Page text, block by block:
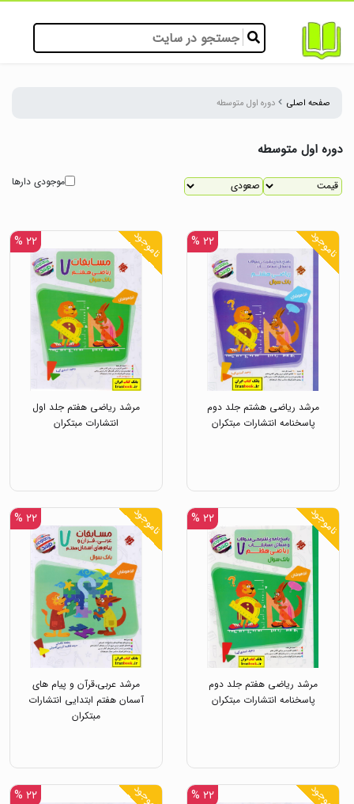
صفحه اصلی دوره اول متوسطه
دوره اول متوسطه
موجودی دارها
ناموجود ۲۲ %
مرشد ریاضی هشتم جلد دوم
پاسخنامه انتشارات مبتکران
ناموجود ۲۲ %
مرشد ریاضی هفتم جلد اول
انتشارات مبتکران
ناموجود ۲۲ %
مرشد ریاضی هفتم جلد دوم
پاسخنامه انتشارات مبتکران
ناموجود ۲۲ %
مرشد عربی،قرآن و پیام های
آسمان هفتم ابتدایی انتشارات
مبتکران
۲۲ % ۲۲ %